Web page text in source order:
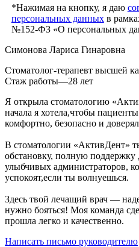
*Нажимая на кнопку, я даю
персональных данныхв
№152-ФЗ «О персональных
Симонова Лариса Гинаровна
Стоматолог-терапевт высшей
Стаж работы—28 лет
Я открыла стоматологию
начала я хотела,чтобы
комфортно, безопасно и
В стоматологии «АктивДент»
обстановку, полную поддержку
улыбчивых администраторов,
успокоят,если ты волнуешься.
Здесь твой лечащий врач —
нужно бояться! Моя команда
прошла легко и качественно.
Написать письмо руководителю